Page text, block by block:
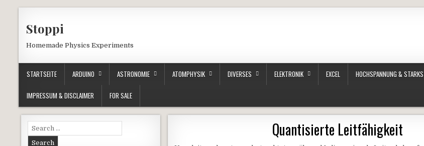
Stoppi
Homemade Physics Experiments
STARTSEITE ARDUINO ASTRONOMIE ATOMPHYSIK DIVERSES ELEKTRONIK EXCEL HOCHSPANNUNG &
IMPRESSUM & DISCLAIMER FOR SALE
Quantisierte Leitfähigkeit
Search for: